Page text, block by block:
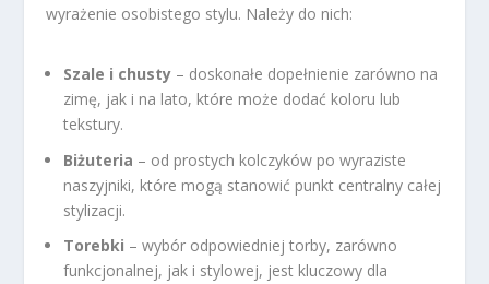
wyrażenie osobistego stylu. Należy do nich:
Szale i chusty – doskonałe dopełnienie zarówno na
zimę, jak i na lato, które może dodać koloru lub
tekstury.
Biżuteria – od prostych kolczyków po wyraziste
naszyjniki, które mogą stanowić punkt centralny całej
stylizacji.
Torebki – wybór odpowiedniej torby, zarówno
funkcjonalnej, jak i stylowej, jest kluczowy dla